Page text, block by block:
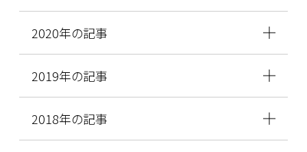
2020年の記事
2019年の記事
2018年の記事